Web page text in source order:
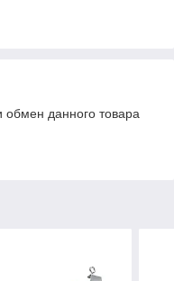
обмен данного товара